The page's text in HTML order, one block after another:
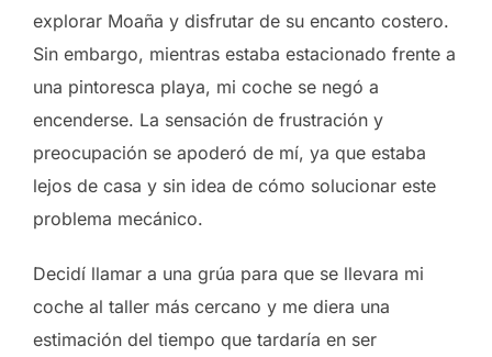
explorar Moaña y disfrutar de su encanto costero.
Sin embargo, mientras estaba estacionado frente a
una pintoresca playa, mi coche se negó a
encenderse. La sensación de frustración y
preocupación se apoderó de mí, ya que estaba
lejos de casa y sin idea de cómo solucionar este
problema mecánico.
Decidí llamar a una grúa para que se llevara mi
coche al taller más cercano y me diera una
estimación del tiempo que tardaría en ser